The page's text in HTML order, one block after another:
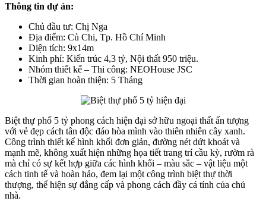
Thông tin dự án:
Chủ đầu tư: Chị Nga
Địa điểm: Củ Chi, Tp. Hồ Chí Minh
Diện tích: 9x14m
Kinh phí: Kiến trúc 4,3 tỷ, Nội thất 950 triệu.
Nhóm thiết kế – Thi công: NEOHouse JSC
Thời gian hoàn thiện: 5 Tháng
Biệt thự phố 5 tỷ phong cách hiện đại sở hữu ngoại thất ấn tượng
với vẻ đẹp cách tân độc đáo hòa mình vào thiên nhiên cây xanh.
Công trình thiết kế hình khối đơn giản, đường nét dứt khoát và
mạnh mẽ, không xuất hiện những họa tiết trang trí cầu kỳ, rườm rà
mà chỉ có sự kết hợp giữa các hình khối – màu sắc – vật liệu một
cách tinh tế và hoàn hảo, đem lại một công trình biệt thự thời
thượng, thể hiện sự đẳng cấp và phong cách đầy cá tính của chủ
nhà.